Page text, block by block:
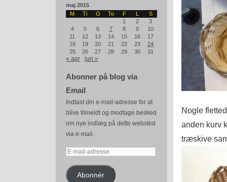
maj 2015
M
Ti O To F L
S
1
2
3
4
5 6 7 8 9
10
11
12 13 14 15 16
17
18
19 20 21 22 23
24
25
26 27 28 29 30 31
« apr jun »
Abonner på blog via
Email
Indtast din e-mail-adresse for at
blive tilmeldt og modtage besked
om nye indlæg på dette websted
via e-mail.
E-
adresseAbonnér
Nogle
anden kurv
træskive